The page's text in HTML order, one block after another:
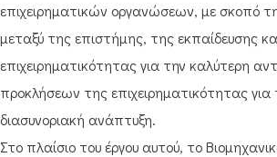
επιχειρηματικών οργανώσεων, με σκοπό
μεταξύ της επιστήμης, της εκπαίδευσης
επιχειρηματικότητας για την καλύτερη
προκλήσεων της επιχειρηματικότητας για
διασυνοριακή ανάπτυξη.
Στο πλαίσιο του έργου αυτού, το